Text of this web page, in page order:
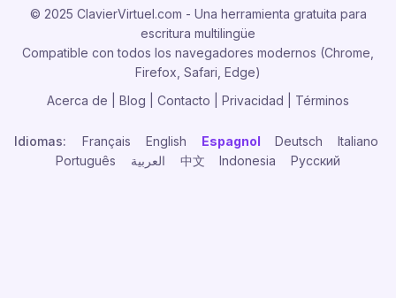
© 2025 ClavierVirtuel.com - Una herramienta gratuita para
escritura multilingüe
Compatible con todos los navegadores modernos (Chrome,
Firefox, Safari, Edge)
Acerca de
Blog Contacto Privacidad Términos
Idiomas: Français English Espagnol Deutsch
Italiano
Português
中文 Indonesia Русский